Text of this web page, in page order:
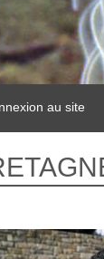
au site